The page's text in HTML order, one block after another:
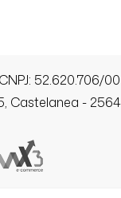
52.620.706/
Castelanea -